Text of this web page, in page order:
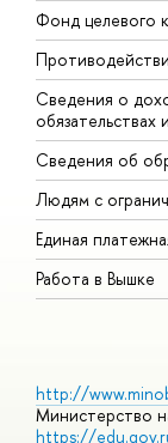
Фонд целевого
Сведения о
Сведения об
Людям с
Единая
Работа в Вышке
http://
Министерство
https://